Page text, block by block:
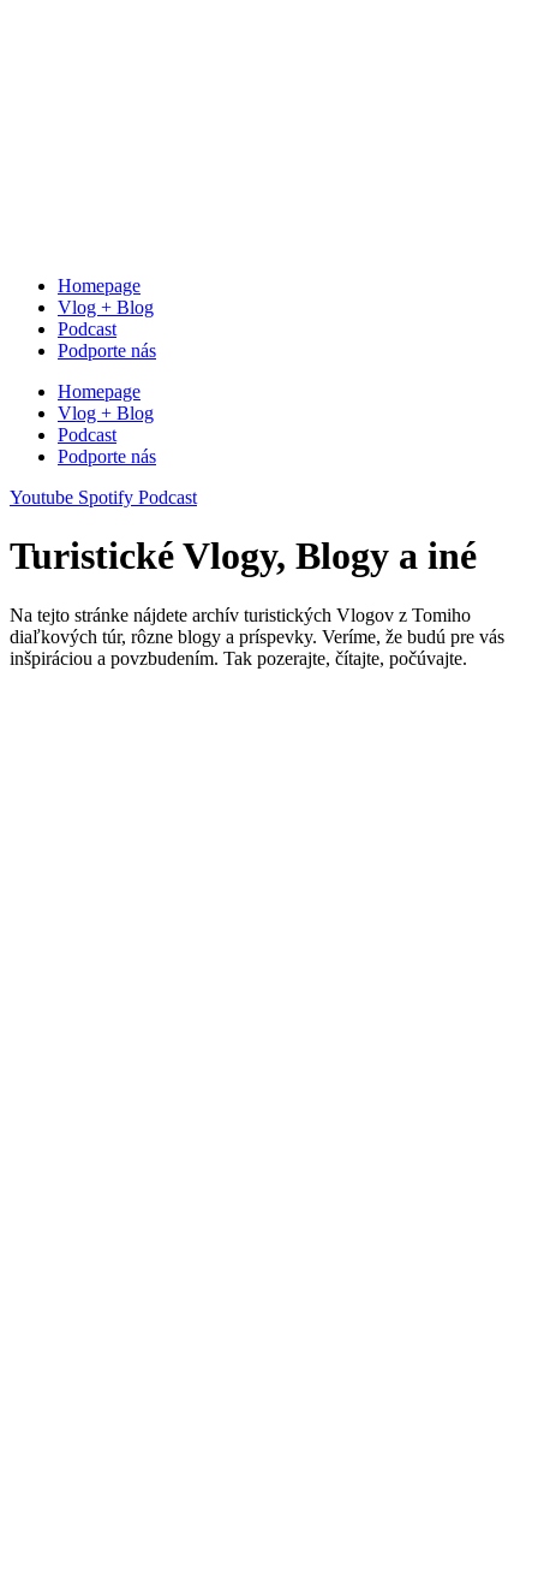
Homepage
Vlog + Blog
Podcast
Podporte nás
Homepage
Vlog + Blog
Podcast
Podporte nás
Youtube Spotify Podcast
Turistické Vlogy, Blogy a iné
Na tejto stránke nájdete archív turistických Vlogov z Tomiho
diaľkových túr, rôzne blogy a príspevky. Veríme, že budú pre vás
inšpiráciou a povzbudením. Tak pozerajte, čítajte, počúvajte.